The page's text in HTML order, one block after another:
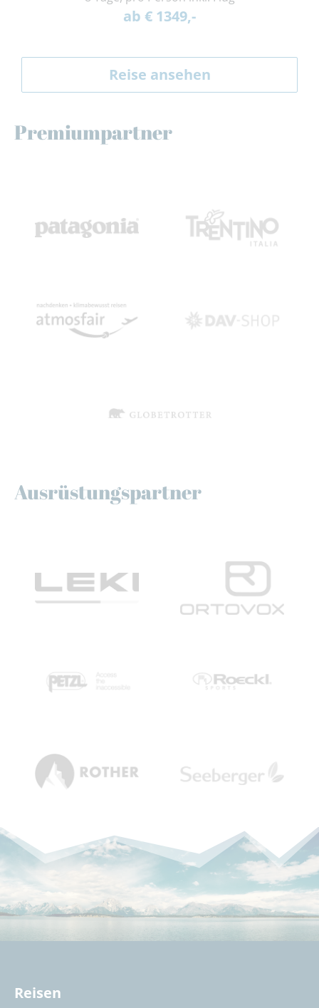
ab € 1349,-
Reise ansehen
Premiumpartner
Ausrüstungspartner
Reisen